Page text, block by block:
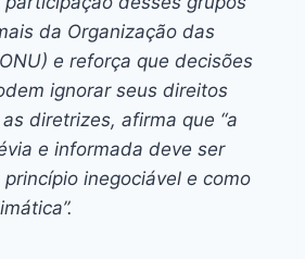
da Organização das
e reforça que decisões
ignorar seus direitos
diretrizes, afirma que “a
e informada deve ser
inegociável e como